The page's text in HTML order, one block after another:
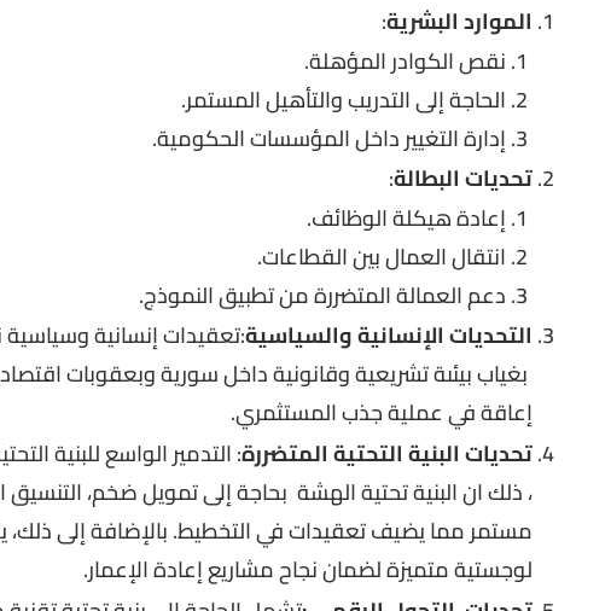
الموارد البشرية:
نقص الكوادر المؤهلة.
الحاجة إلى التدريب والتأهيل المستمر.
إدارة التغيير داخل المؤسسات الحكومية.
تحديات البطالة:
إعادة هيكلة الوظائف.
انتقال العمال بين القطاعات.
دعم العمالة المتضررة من تطبيق النموذج.
التحديات الإنسانية والسياسية:تعقيدات إنسانية
بغياب بيئىة تشريعية وقانونية داخل سورية وبعقوبات
إعاقة في عملية جذب المستثمري.
تحديات البنية التحتية المتضررة: التدمير الواسع للبنية
، ذلك ان البنية تحتية الهشة بحاجة إلى تمويل ضخم،
مستمر مما يضيف تعقيدات في التخطيط. بالإضافة إلى ذلك،
لوجستية متميزة لضمان نجاح مشاريع إعادة الإعمار.